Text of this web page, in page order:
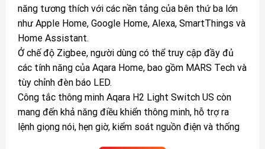
năng tương thích với các nền tảng của bên thứ ba lớn
như Apple Home, Google Home, Alexa, SmartThings và
Home Assistant.
Ở chế độ Zigbee, người dùng có thể truy cập đầy đủ
các tính năng của Aqara Home, bao gồm MARS Tech và
tùy chỉnh đèn báo LED.
Công tắc thông minh Aqara H2 Light Switch US còn
mang đến khả năng điều khiển thông minh, hỗ trợ ra
lệnh giọng nói, hẹn giờ, kiểm soát nguồn điện và thống